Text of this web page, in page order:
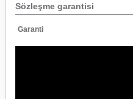
Sözleşme garantisi
Garanti